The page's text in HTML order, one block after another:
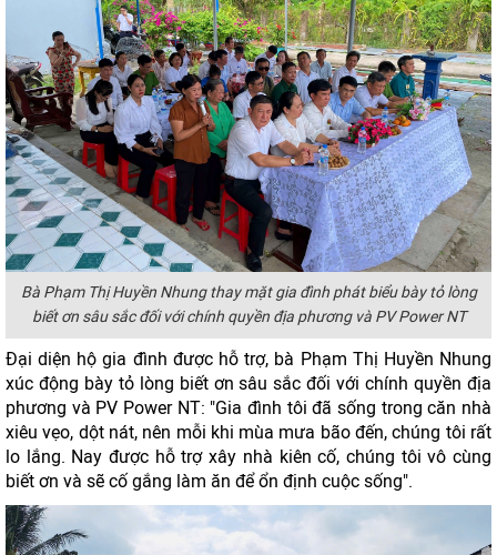
Bà Phạm Thị Huyền Nhung thay mặt gia đình phát biểu bày tỏ lòng
biết ơn sâu sắc đối với chính quyền địa phương và PV Power NT
Đại diện hộ gia đình được hỗ trợ, bà Phạm Thị Huyền Nhung
xúc động bày tỏ lòng biết ơn sâu sắc đối với chính quyền địa
phương và PV Power NT: "Gia đình tôi đã sống trong căn nhà
xiêu vẹo, dột nát, nên mỗi khi mùa mưa bão đến, chúng tôi rất
lo lắng. Nay được hỗ trợ xây nhà kiên cố, chúng tôi vô cùng
biết ơn và sẽ cố gắng làm ăn để ổn định cuộc sống".